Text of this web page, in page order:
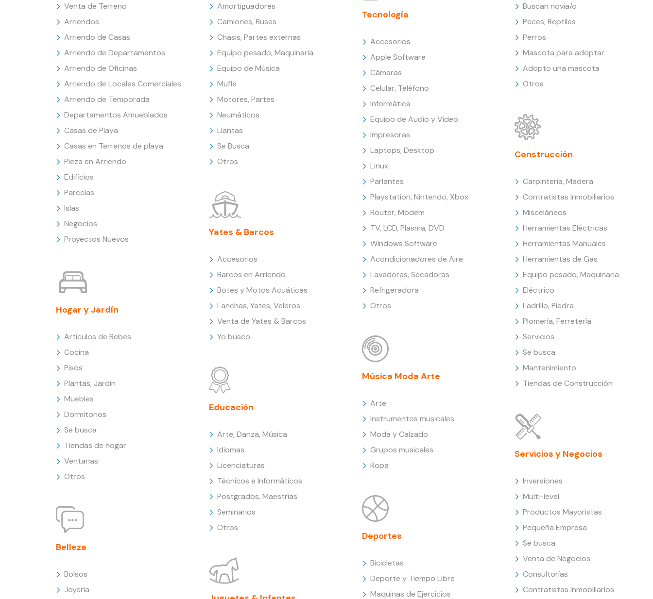
Venta de Terreno
Arriendos
Arriendo de Casas
Arriendo de Departamentos
Arriendo de Oficinas
Arriendo de Locales Comerciales
Arriendo de Temporada
Departamentos Amueblados
Casas de Playa
Casas en Terrenos de playa
Pieza en Arriendo
Edificios
Parcelas
Islas
Negocios
Proyectos Nuevos
Hogar y Jardín
Artículos de Bebes
Cocina
Pisos
Plantas, Jardín
Muebles
Dormitorios
Se busca
Tiendas de hogar
Ventanas
Otros
Belleza
Bolsos
Joyería
Amortiguadores
Camiones, Buses
Chasis, Partes externas
Equipo pesado, Maquinaria
Equipo de Música
Mufle
Motores, Partes
Neumáticos
Llantas
Se Busca
Otros
Yates & Barcos
Accesorios
Barcos en Arriendo
Botes y Motos Acuáticas
Lanchas, Yates, Veleros
Venta de Yates & Barcos
Yo busco
Educación
Arte, Danza, Música
Idiomas
Licenciaturas
Técnicos e Informáticos
Postgrados, Maestrías
Seminarios
Otros
Tecnología
Accesorios
Apple Software
Cámaras
Celular, Teléfono
Informática
Equipo de Audio y Video
Impresoras
Laptops, Desktop
Linux
Parlantes
Playstation, Nintendo, Xbox
Router, Modem
TV, LCD, Plasma, DVD
Windows Software
Acondicionadores de Aire
Lavadoras, Secadoras
Refrigeradora
Otros
Música Moda Arte
Arte
Instrumentos musicales
Moda y Calzado
Grupos musicales
Ropa
Deportes
Bicicletas
Deporte y Tiempo Libre
Maquinas de Ejercicios
Buscan novia/o
Peces, Reptiles
Perros
Mascota para adoptar
Adopto una mascota
Otros
Construcción
Carpintería, Madera
Contratistas Inmobiliarios
Misceláneos
Herramientas Eléctricas
Herramientas Manuales
Herramientas de Gas
Equipo pesado, Maquinaria
Eléctrico
Ladrillo, Piedra
Plomería, Ferretería
Servicios
Se busca
Mantenimiento
Tiendas de Construcción
Servicios y Negocios
Inversiones
Multi-level
Productos Mayoristas
Pequeña Empresa
Se busca
Venta de Negocios
Consultorías
Contratistas Inmobiliarios